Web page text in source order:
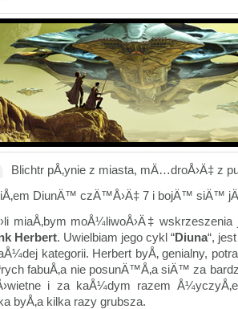
Blichtr pÅ‚ynie z miasta, mÄ…droÅ›Ä‡ z
DiunÄ™ czÄ™Å›Ä‡ 7 i bojÄ™ siÄ™
miaÅ‚bym moÅ¼liwoÅ›Ä‡ wskrzeszenia
Herbert. Uwielbiam jego cykl “Diuna“,
kategorii. Herbert byÅ‚ genialny,
fabuÅ‚a nie posunÄ™Å‚a siÄ™ za
i za kaÅ¼dym razem
byÅ‚a kilka razy grubsza.